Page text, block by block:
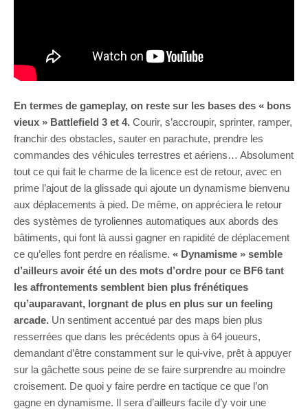
En termes de gameplay, on reste sur les bases des « bons
vieux » Battlefield 3 et 4. Courir, s’accroupir, sprinter, ramper,
franchir des obstacles, sauter en parachute, prendre les
commandes des véhicules terrestres et aériens… Absolument
tout ce qui fait le charme de la licence est de retour, avec en
prime l’ajout de la glissade qui ajoute un dynamisme bienvenu
aux déplacements à pied. De même, on appréciera le retour
des systèmes de tyroliennes automatiques aux abords des
bâtiments, qui font là aussi gagner en rapidité de déplacement
ce qu’elles font perdre en réalisme. « Dynamisme » semble
d’ailleurs avoir été un des mots d’ordre pour ce BF6 tant
les affrontements semblent bien plus frénétiques
qu’auparavant, lorgnant de plus en plus sur un feeling
arcade. Un sentiment accentué par des maps bien plus
resserrées que dans les précédents opus à 64 joueurs,
demandant d’être constamment sur le qui-vive, prêt à appuyer
sur la gâchette sous peine de se faire surprendre au moindre
croisement. De quoi y faire perdre en tactique ce que l’on
gagne en dynamisme. Il sera d’ailleurs facile d’y voir une